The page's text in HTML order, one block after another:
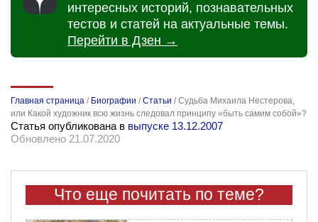
интересных историй, познавательных
тестов и статей на актуальные темы.
Перейти в Дзен →
Главная страница / Биографии /Статьи /Судьба Михаила Нестерова,
или Какой художник всю жизнь следовал принципу «быть самим собой»?
Статья опубликована в выпуске 13.12.2007
Обновлено 21.07.2020
Что еще почитать по теме?